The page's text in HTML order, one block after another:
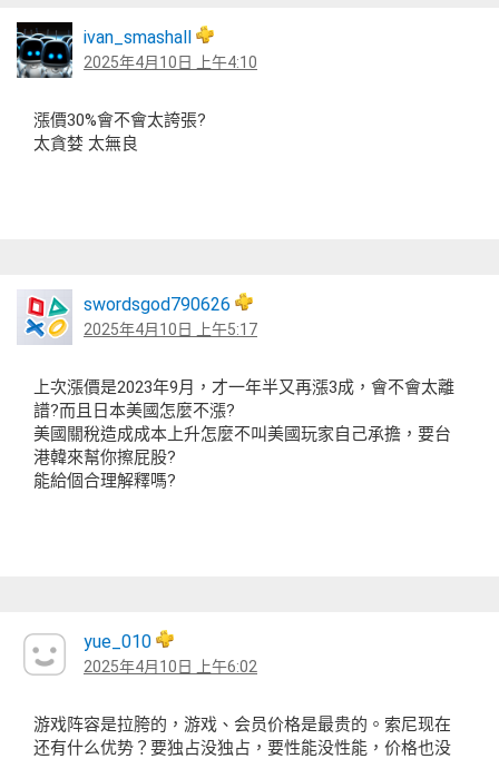
ivan_smashall
2025年4月10日 上午4:10
漲價30%會不會太誇張?
太貪婪 太無良
swordsgod790626
2025年4月10日 上午5:17
上次漲價是2023年9月，才一年半又再漲3成，會不會太離
譜?而且日本美國怎麼不漲?
美國關稅造成成本上升怎麼不叫美國玩家自己承擔，要台
港韓來幫你擦屁股?
能給個合理解釋嗎?
yue_010
2025年4月10日 上午6:02
游戏阵容是拉胯的，游戏、会员价格是最贵的。索尼现在
还有什么优势？要独占没独占，要性能没性能，价格也没